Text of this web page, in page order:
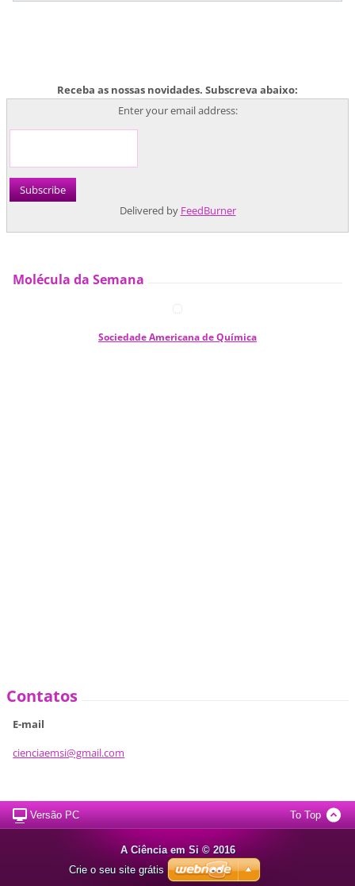
Receba as nossas novidades. Subscreva abaixo:
Enter your email address:
Delivered by FeedBurner
Molécula da Semana
Sociedade Americana de Química
Contatos
E-mail
cienciaemsi@gmail.com
Versão PC To Top
A Ciência em Si © 2016
Crie o seu site grátis